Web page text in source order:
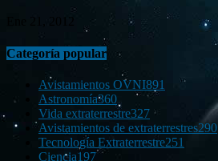
Categoría popular
Avistamientos OVNI891
Astronomía360
Vida extraterrestre327
Avistamientos de extraterrestres290
Tecnología Extraterrestre251
Ciencia197